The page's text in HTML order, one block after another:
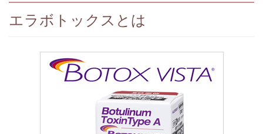
エラボトックスとは